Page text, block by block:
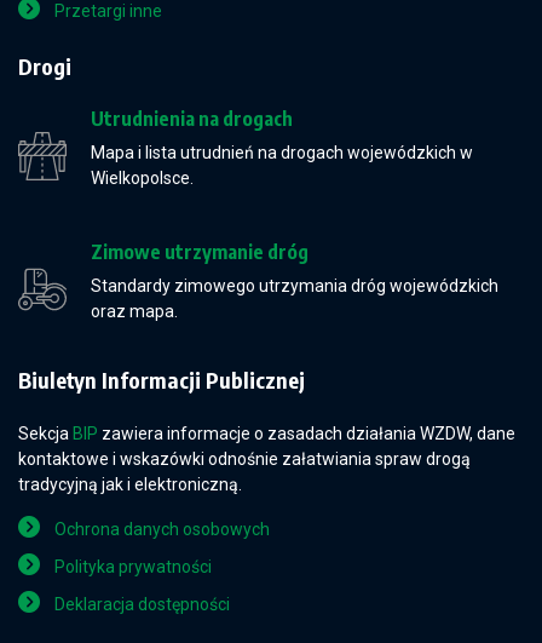
Przetargi inne
Drogi
Utrudnienia na drogach
Mapa i lista utrudnień na drogach wojewódzkich w
Wielkopolsce.
Zimowe utrzymanie dróg
Standardy zimowego utrzymania dróg wojewódzkich
oraz mapa.
Biuletyn Informacji Publicznej
Sekcja BIP zawiera informacje o zasadach działania WZDW, dane
kontaktowe i wskazówki odnośnie załatwiania spraw drogą
tradycyjną jak i elektroniczną.
Ochrona danych osobowych
Polityka prywatności
Deklaracja dostępności